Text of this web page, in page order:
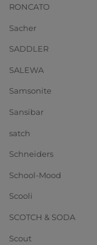
RONCATO
Sacher
SADDLER
SALEWA
Samsonite
Sansibar
satch
Schneiders
School-Mood
Scooli
SCOTCH & SODA
Scout